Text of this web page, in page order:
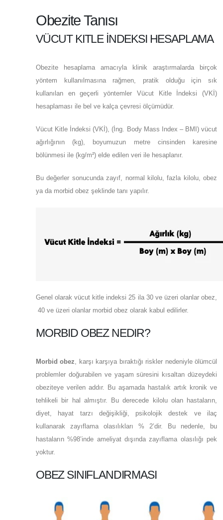
Obezite Tanısı
VÜCUT KITLE İNDEKSI HESAPLAMA
Obezite hesaplama amacıyla klinik araştırmalarda birçok
yöntem kullanılmasına rağmen, pratik olduğu için sık
kullanılan en geçerli yöntemler Vücut Kitle İndeksi (VKİ)
hesaplaması ile bel ve kalça çevresi ölçümüdür.
Vücut Kitle İndeksi (VKİ), (İng. Body Mass Index – BMI) vücut
ağırlığının (kg), boyumuzun metre cinsinden karesine
bölünmesi ile (kg/m²) elde edilen veri ile hesaplanır.
Bu değerler sonucunda zayıf, normal kilolu, fazla kilolu, obez
ya da morbid obez şeklinde tanı yapılır.
Genel olarak vücut kitle indeksi 25 ila 30 ve üzeri olanlar obez,
40 ve üzeri olanlar morbid obez olarak kabul edilirler.
MORBID OBEZ NEDIR?
Morbid obez, karşı karşıya bıraktığı riskler nedeniyle ölümcül
problemler doğurabilen ve yaşam süresini kısaltan düzeydeki
obeziteye verilen addır. Bu aşamada hastalık artık kronik ve
tehlikeli bir hal almıştır. Bu derecede kilolu olan hastaların,
diyet, hayat tarzı değişikliği, psikolojik destek ve ilaç
kullanarak zayıflama olasılıkları % 2’dir. Bu nedenle, bu
hastaların %98’inde ameliyat dışında zayıflama olasılığı pek
yoktur.
OBEZ SINIFLANDIRMASI